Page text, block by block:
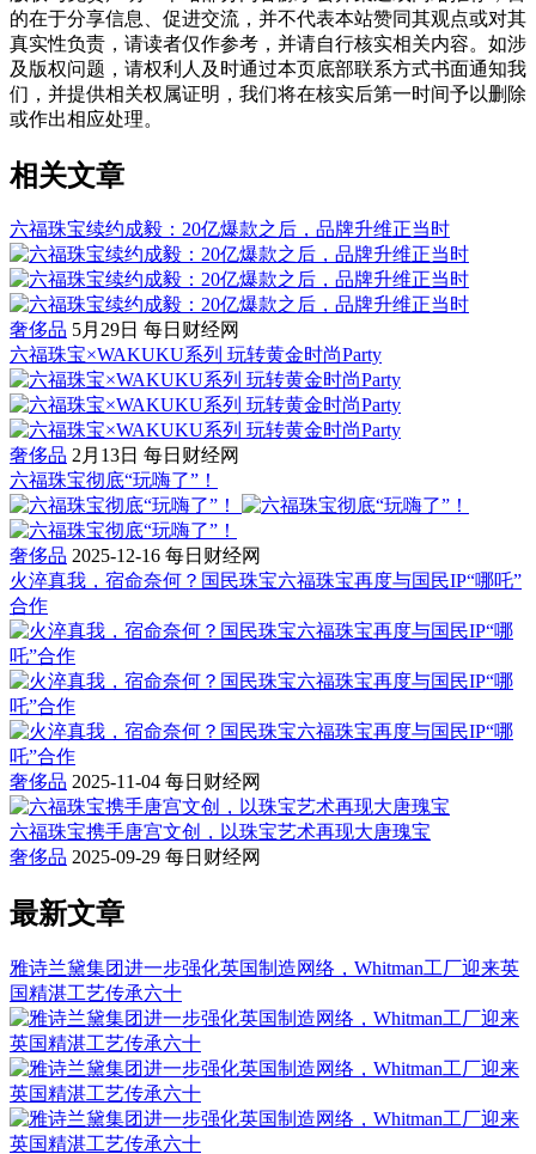
的在于分享信息、促进交流，并不代表本站赞同其观点或对其
真实性负责，请读者仅作参考，并请自行核实相关内容。如涉
及版权问题，请权利人及时通过本页底部联系方式书面通知我
们，并提供相关权属证明，我们将在核实后第一时间予以删除
或作出相应处理。
相关文章
六福珠宝续约成毅：20亿爆款之后，品牌升维正当时
奢侈品 5月29日 每日财经网
六福珠宝×WAKUKU系列 玩转黄金时尚Party
奢侈品 2月13日 每日财经网
六福珠宝彻底“玩嗨了”！
奢侈品 2025-12-16 每日财经网
火淬真我，宿命奈何？国民珠宝六福珠宝再度与国民IP“哪吒”
合作
奢侈品 2025-11-04 每日财经网
六福珠宝携手唐宫文创，以珠宝艺术再现大唐瑰宝
奢侈品 2025-09-29 每日财经网
最新文章
雅诗兰黛集团进一步强化英国制造网络，Whitman工厂迎来英
国精湛工艺传承六十